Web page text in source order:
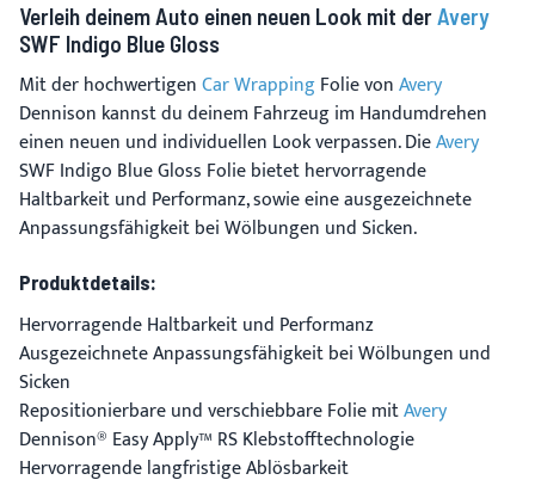
Verleih deinem Auto einen neuen Look mit der Avery
SWF Indigo Blue Gloss
Mit der hochwertigenCar WrappingFolie vonAvery
Dennison kannst du deinem Fahrzeug im Handumdrehen
einen neuen und individuellen Look verpassen. DieAvery
SWF Indigo Blue Gloss Folie bietet hervorragende
Haltbarkeit und Performanz, sowie eine ausgezeichnete
Anpassungsfähigkeit bei Wölbungen und Sicken.
Produktdetails:
Hervorragende Haltbarkeit und Performanz
Ausgezeichnete Anpassungsfähigkeit bei Wölbungen und
Sicken
Repositionierbare und verschiebbare Folie mitAvery
Dennison® Easy Apply™ RS Klebstofftechnologie
Hervorragende langfristige Ablösbarkeit